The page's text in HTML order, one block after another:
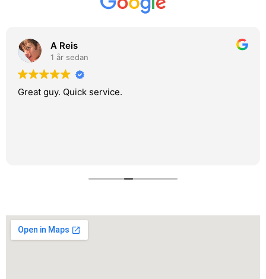
A Reis
1 år sedan
Great guy. Quick service.